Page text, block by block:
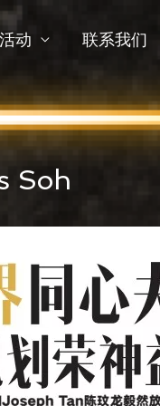
活动 联系我们
Soh